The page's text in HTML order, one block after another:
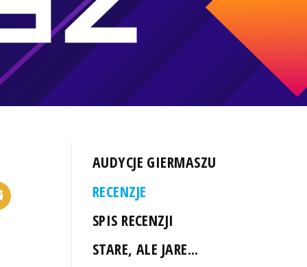
AUDYCJE GIERMASZU
RECENZJE
SPIS RECENZJI
STARE, ALE JARE...